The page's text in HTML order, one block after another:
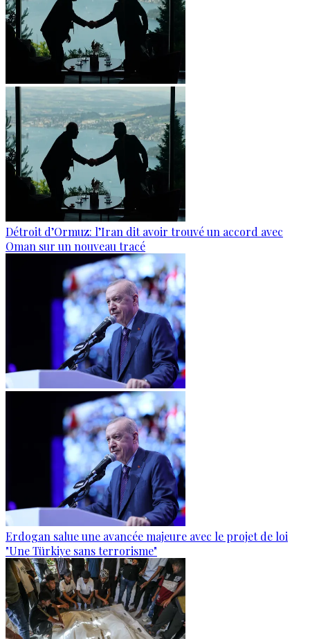
Détroit d’Ormuz: l’Iran dit avoir trouvé un accord avec
Oman sur un nouveau tracé
Erdogan salue une avancée majeure avec le projet de loi
"Une Türkiye sans terrorisme"